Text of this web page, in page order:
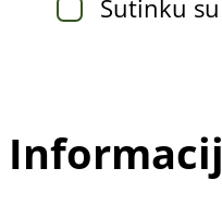
Sutinku